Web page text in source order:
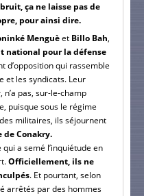
ça ne laisse pas de
pour ainsi dire.
Menguèet Billo Bah,
national pour la défense
d’opposition qui rassemble
et les syndicats. Leur
n’a pas, sur-le-champ
puisque sous le régime
militaires, ils séjournent
de Conakry.
a semé l’inquiétude en
Officiellement, ils ne
. Et pourtant, selon
arrêtés par des hommes